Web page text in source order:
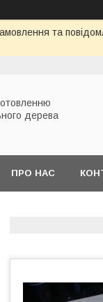
та
дерева
ПРО НАС